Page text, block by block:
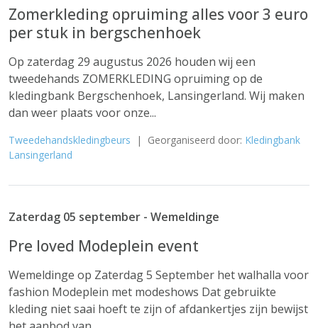
Zomerkleding opruiming alles voor 3 euro
per stuk in bergschenhoek
Op zaterdag 29 augustus 2026 houden wij een
tweedehands ZOMERKLEDING opruiming op de
kledingbank Bergschenhoek, Lansingerland. Wij maken
dan weer plaats voor onze...
Tweedehandskledingbeurs | Georganiseerd door: Kledingbank
Lansingerland
Zaterdag 05 september - Wemeldinge
Pre loved Modeplein event
Wemeldinge op Zaterdag 5 September het walhalla voor
fashion Modeplein met modeshows Dat gebruikte
kleding niet saai hoeft te zijn of afdankertjes zijn bewijst